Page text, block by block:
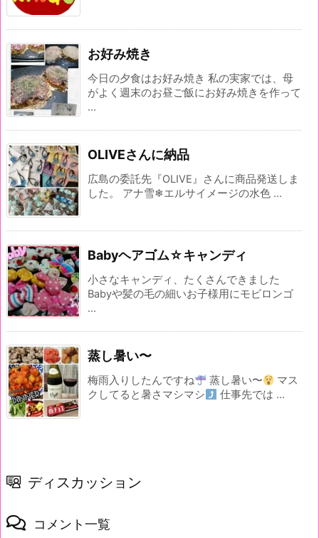
お好み焼き
今日の夕食はお好み焼き 私の実家では、母
がよく週末のお昼ご飯にお好み焼きを作って
...
OLIVEさんに納品
広島の委託先『OLIVE』さんに商品発送しま
した。 アナ雪❄エルサイメージの水色 ...
Babyヘアゴム☆キャンディ
小さなキャンディ、たくさんできました
Babyや髪の毛の細いお子様用にモビロンゴ
...
蒸し暑い〜
梅雨入りしたんですね 蒸し暑い〜
マス
クしてると暑さマシマシ
仕事先では ...
ディスカッション
コメント一覧